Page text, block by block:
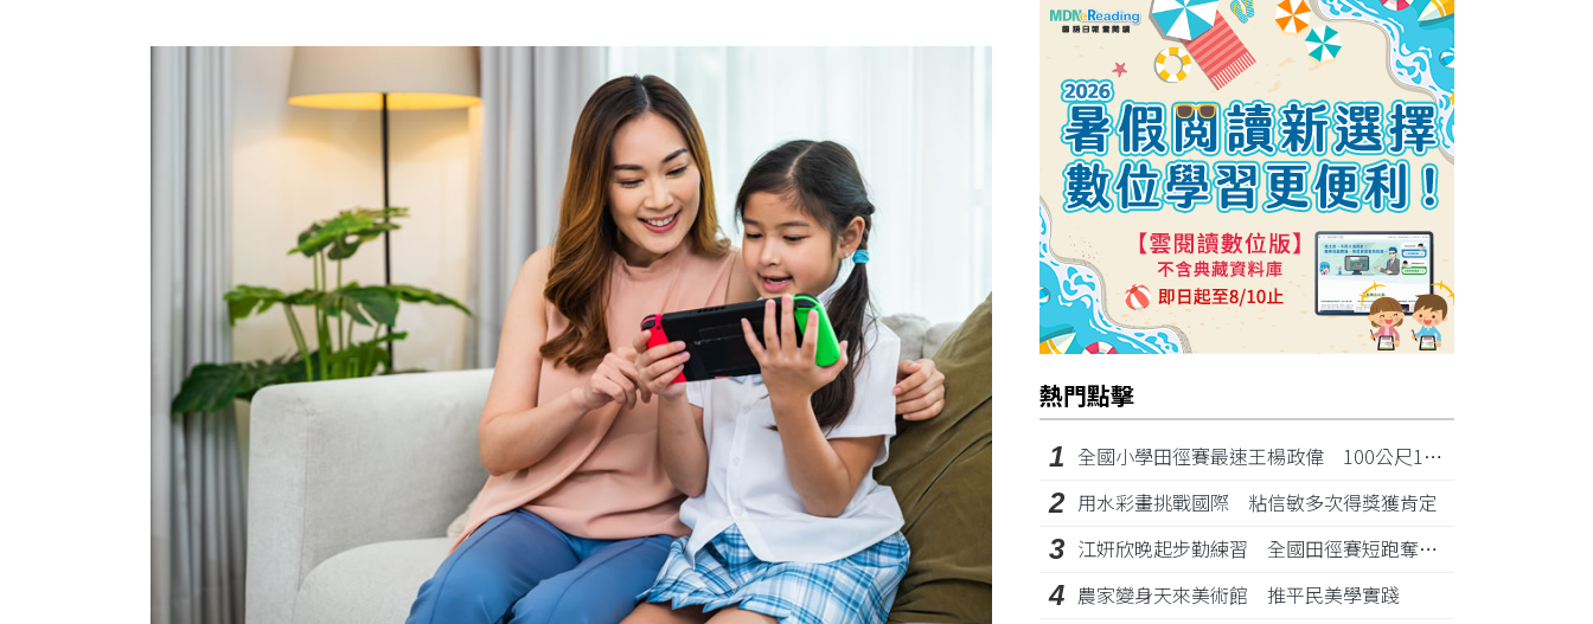
熱門點擊
1 全國小學田徑賽最速王楊政偉 100公尺11秒87奪金
2 用水彩畫挑戰國際 粘信敏多次得獎獲肯定
3 江姸欣晚起步勤練習 全國田徑賽短跑奪金摘銅
4 農家變身天來美術館 推平民美學實踐